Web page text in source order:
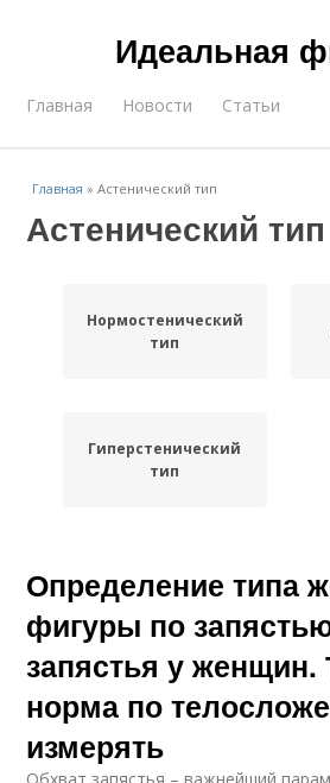
Идеальная
Главная Новости Статьи
Главная »Астенический тип
Астенический тип
Нормостенический
тип
Гиперстенический
тип
Определение типа
фигуры по
запястья у женщин.
норма по
измерять